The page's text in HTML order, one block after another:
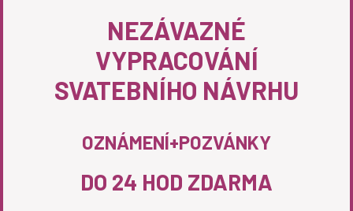
NEZÁVAZNÉ
VYPRACOVÁNÍ
SVATEBNÍHO NÁVRHU
OZNÁMENÍ+POZVÁNKY
DO 24 HOD ZDARMA